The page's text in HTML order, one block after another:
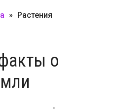
» Растения
о